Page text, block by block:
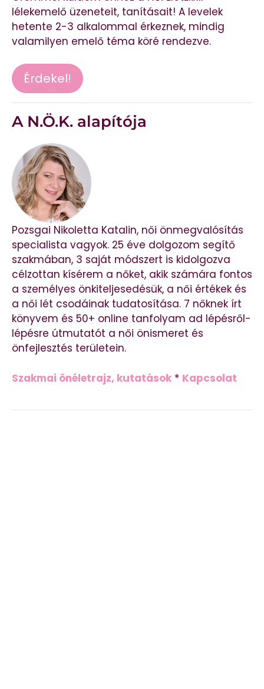
lélekemelő üzeneteit, tanításait! A levelek
hetente 2-3 alkalommal érkeznek, mindig
valamilyen emelő téma köré rendezve.
Érdekel!
A N.Ö.K. alapítója
Pozsgai Nikoletta Katalin, női önmegvalósítás
specialista vagyok. 25 éve dolgozom segítő
szakmában, 3 saját módszert is kidolgozva
célzottan kísérem a nőket, akik számára fontos
a személyes önkiteljesedésük, a női értékek és
a női lét csodáinak tudatosítása. 7 nőknek írt
könyvem és 50+ online tanfolyam ad lépésről-
lépésre útmutatót a női önismeret és
önfejlesztés területein.
Szakmai önéletrajz, kutatások * Kapcsolat